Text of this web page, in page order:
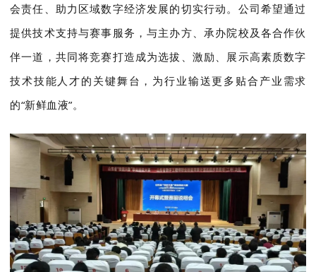
会责任、助力区域数字经济发展的切实行动。公司希望通过
提供技术支持与赛事服务，与主办方、承办院校及各合作伙
伴一道，共同将竞赛打造成为选拔、激励、展示高素质数字
技术技能人才的关键舞台，为行业输送更多贴合产业需求
的“新鲜血液”。